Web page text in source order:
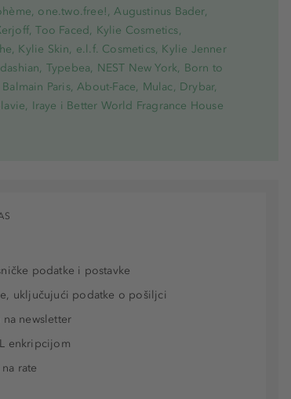
one.two.free!, Augustinus Bader,
Too Faced, Kylie Cosmetics,
Kylie Skin, e.l.f. Cosmetics, Kylie Jenner
Typebea, NEST New York, Born to
Paris, About-Face, Mulac, Drybar,
Iraye i Better World Fragrance House
podatke i postavke
uključujući podatke o pošiljci
newsletter
enkripcijom
rate